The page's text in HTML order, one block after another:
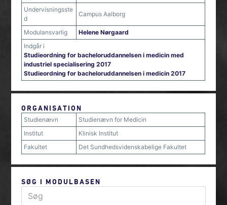
Undervisningsste
d
Campus Aalborg
Modulansvarlig
Helene Nørgaard
Indgår i
Studieordning for bacheloruddannelsen i medicin med
industriel specialisering 2017
Studieordning for bacheloruddannelsen i medicin 2017
ORGANISATION
Studienævn
Studienævn for Medicin
Institut
Klinisk Institut
Fakultet
Det Sundhedsvidenskabelige Fakultet
SØG I MODULBASEN